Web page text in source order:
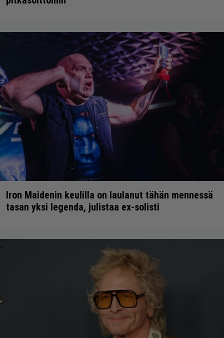
Iron Maidenin keulilla on laulanut tähän mennessä
tasan yksi legenda, julistaa ex-solisti